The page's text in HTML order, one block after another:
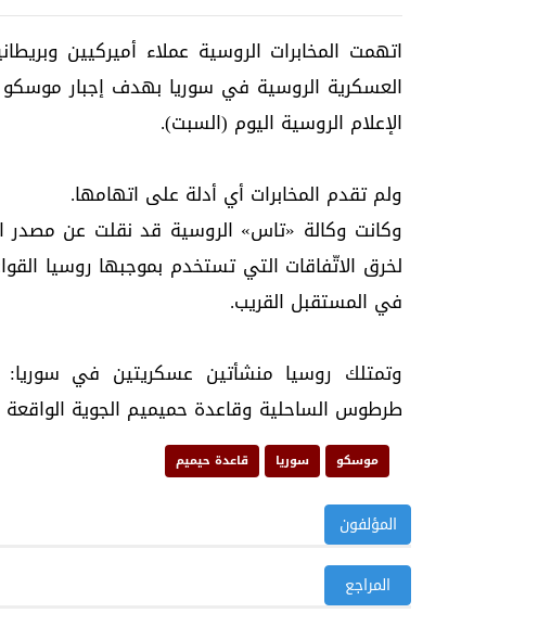
اتهمت المخابرات الروسية عملاء أميركيين
العسكرية الروسية في سوريا بهدف إجبار
الإعلام الروسية اليوم (السبت).
ولم تقدم المخابرات أي أدلة على اتهامها.
وكانت وكالة «تاس» الروسية قد نقلت عن مصدر
لخرق الاتّفاقات التي تستخدم بموجبها روسيا
في المستقبل القريب.
وتمتلك روسيا منشأتين عسكريتين في
طرطوس الساحلية وقاعدة حميميم الجوية
موسكو سوريا قاعدة حيميم
المؤلفون
المراجع